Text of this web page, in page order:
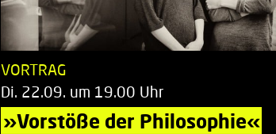
VORTRAG
Di. 22.09. um 19.00 Uhr
»Vorstöße der Philosophie«